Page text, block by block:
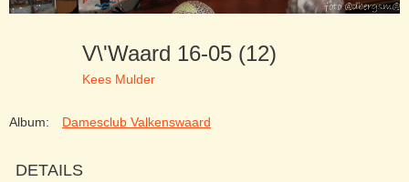
V\'waard 16-05 (12)
Kees Mulder
Album: Damesclub Valkenswaard
DETAILS